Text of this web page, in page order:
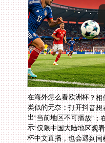
在海外怎么看欧洲杯？
类似的无奈：打开抖音
出“当前地区不可播放”
示“仅限中国大陆地区观
杯中文直播，也会遇到
源，是国内体育赛事版
大陆IP访问。而解决这
回国加速器。今天这篇